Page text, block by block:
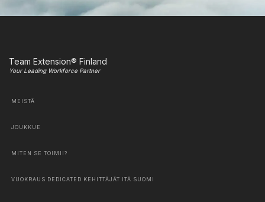
Team Extension® Finland
Your Leading Workforce Partner
MEISTÄ
JOUKKUE
MITEN SE TOIMII?
VUOKRAUS DEDICATED KEHITTÄJÄT ITÄ SUOMI